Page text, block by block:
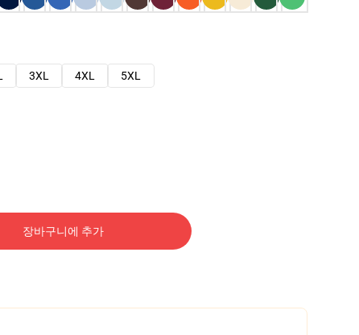
3XL 4XL
5XL
장바구니에 추가